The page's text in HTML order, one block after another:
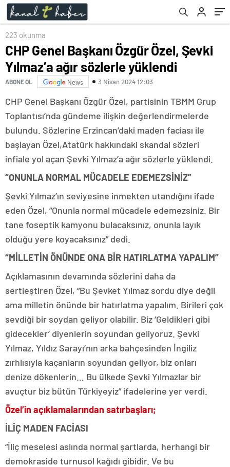
223 okunma
CHP Genel Başkanı Özgür Özel, Şevki
Yılmaz’a ağır sözlerle yüklendi
ABONE OL News 3 Nisan 2024 12:03
CHP Genel Başkanı Özgür Özel, partisinin TBMM Grup
Toplantısı’nda gündeme ilişkin değerlendirmelerde
bulundu. Sözlerine Erzincan’daki maden faciası ile
başlayan Özel,Atatürk hakkındaki skandal sözleri
infiale yol açan Şevki Yılmaz’a ağır sözlerle yüklendi.
“ONUNLA NORMAL MÜCADELE EDEMEZSİNİZ”
Şevki Yılmaz’ın seviyesine inmekten utandığını ifade
eden Özel, “Onunla normal mücadele edemezsiniz. Bir
tane foseptik kamyonu bulacaksınız, onunla layık
olduğu yere koyacaksınız” dedi.
“MİLLETİN ÖNÜNDE ONA BİR HATIRLATMA YAPALIM”
Açıklamasının devamında sözlerini daha da
sertleştiren Özel, “Bu Şevket Yılmaz sordu diye değil
ama milletin önünde bir hatırlatma yapalım. Birileri çok
sevdiği bir soydan geliyor olabilir. Biz ‘Geldikleri gibi
gidecekler’ diyenlerin soyundan geliyoruz. Şevki
Yılmaz, Yıldız Sarayı’nın arka bahçesinden İngiliz
zırhlısıyla kaçanların soyundan geliyor, biz onları
denize dökenlerin… Bu ülkede Şevki Yılmazlar bir
avuçtur biz bütün Türkiyeyiz” ifadelerine yer verdi.
Özel’in açıklamalarından satırbaşları;
İLİÇ MADEN FACİASI
“İliç meselesi aslında normal şartlarda, herhangi bir
demokraside turnusol kağıdı gibidir. Ve bu